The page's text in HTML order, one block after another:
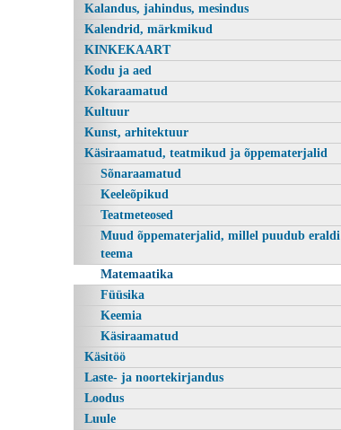
Kalandus, jahindus, mesindus
Kalendrid, märkmikud
KINKEKAART
Kodu ja aed
Kokaraamatud
Kultuur
Kunst, arhitektuur
Käsiraamatud, teatmikud ja õppematerjalid
Sõnaraamatud
Keeleõpikud
Teatmeteosed
Muud õppematerjalid, millel puudub eraldi
teema
Matemaatika
Füüsika
Keemia
Käsiraamatud
Käsitöö
Laste- ja noortekirjandus
Loodus
Luule